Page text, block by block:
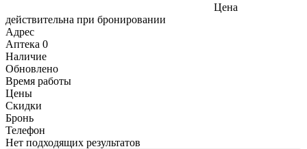
Цена
действительна при бронировании
Адрес
Аптека 0
Наличие
Обновлено
Время работы
Цены
Скидки
Бронь
Телефон
Нет подходящих результатов